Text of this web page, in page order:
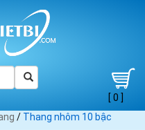
[ 0 ]
/ Thang nhôm 10 bậc